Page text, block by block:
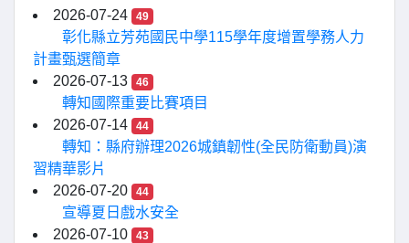
2026-07-24
49
彰化縣立芳苑國民中學115學年度增置學務人力
計畫甄選簡章
2026-07-13
46
轉知國際重要比賽項目
2026-07-14
44
轉知：縣府辦理2026城鎮韌性(全民防衛動員)演
習精華影片
2026-07-20
44
宣導夏日戲水安全
2026-07-10
43